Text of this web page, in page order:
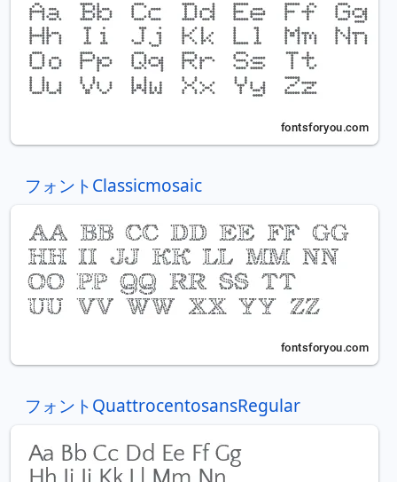
フォントClassicmosaic
フォントQuattrocentosansRegular